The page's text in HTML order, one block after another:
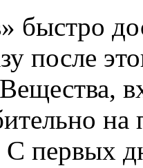
быстро
после
первых